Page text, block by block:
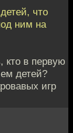
что
ним на
кто в первую
детей?
игр